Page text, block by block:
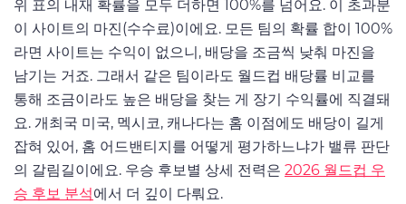
위 표의 내재 확률을 모두 더하면 100%를 넘어요. 이 초과분
이 사이트의 마진(수수료)이에요. 모든 팀의 확률 합이 100%
라면 사이트는 수익이 없으니, 배당을 조금씩 낮춰 마진을
남기는 거죠. 그래서 같은 팀이라도 월드컵 배당률 비교를
통해 조금이라도 높은 배당을 찾는 게 장기 수익률에 직결돼
요. 개최국 미국, 멕시코, 캐나다는 홈 이점에도 배당이 길게
잡혀 있어, 홈 어드밴티지를 어떻게 평가하느냐가 밸류 판단
의 갈림길이에요. 우승 후보별 상세 전력은 2026 월드컵 우
승 후보 분석에서 더 깊이 다뤄요.